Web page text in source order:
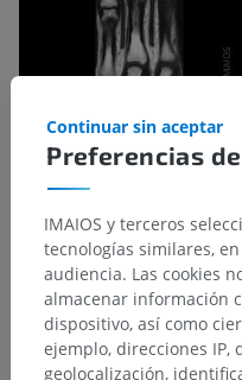
Preferencias
Continuar sin aceptar
IMAIOS y terceros
tecnologías similares,
audiencia. Las cookies
almacenar información
dispositivo, así como
ejemplo, direcciones IP,
geolocalización,